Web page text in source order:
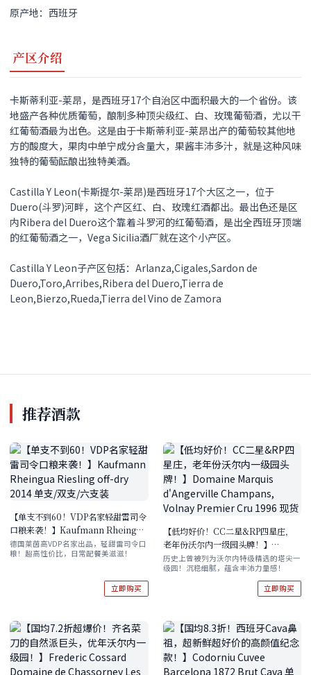
原产地：西班牙
产区介绍
卡斯蒂利亚-莱昂，是西班牙17个自治区中面积最大的一个省份。该
地盛产各种优质葡萄，酿制多种顶尖级红、白、玫瑰葡萄酒，尤以干
红葡萄酒最为出色。这是由于卡斯蒂利亚-莱昂出产的葡萄较其他地
方的酸度大，果肉中单宁成分含量大，果酱丰沛多汁，就是这种风味
独特的葡萄酝酿出独特美酒。
Castilla Y Leon(卡斯提尔-莱昂)是西班牙17个大区之一，位于
Duero(斗罗)河畔，这个产区红、白、玫瑰红酒都出。最出色还是区
内Ribera del Duero这个靠着斗罗河的红葡萄酒，是出全西班牙顶端
的红葡萄酒之一，Vega Sicilia酒厂就在这个小产区。
Castilla Y Leon子产区包括：Arlanza,Cigales,Sardon de
Duero,Toro,Arribes,Ribera del Duero,Tierra de
Leon,Bierzo,Rueda,Tierra del Vino de Zamora
推荐酒款
【单支不到60！VDP名家轻甜雷司令
口粮来袭！】Kaufmann Rheingua
Riesling off-dry 2014 单支/双支/六
支装
德国莱茵高VDP名家出品，轻甜雷司令口
粮！超高性价比，日常配餐美滋滋！
立即购买
【低均好价！CC二星&RP四星庄，
老年份沃尔内一级园头牌！】
Domaine Marquis d'Angerville
Champans, Volnay Premier Cru
历史上曾被列为沃尔内特级精选的塔尖一
级园！沉稳细腻，蕴含丰沛力量感！
立即购买